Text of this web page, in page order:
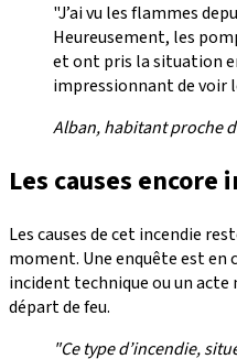
"J’ai vu les flammes
Heureusement, les
et ont pris la situation
impressionnant de voir
Alban, habitant proche
Les causes encore
Les causes de cet incendie
moment. Une enquête est en
incident technique ou un
départ de feu.
"Ce type d’incendie,